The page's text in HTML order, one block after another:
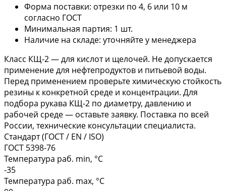
Форма поставки: отрезки по 4, 6 или 10 м
согласно ГОСТ
Минимальная партия: 1 шт.
Наличие на складе: уточняйте у менеджера
Класс КЩ-2 — для кислот и щелочей. Не допускается
применение для нефтепродуктов и питьевой воды.
Перед применением проверьте химическую стойкость
резины к конкретной среде и концентрации. Для
подбора рукава КЩ-2 по диаметру, давлению и
рабочей среде — оставьте заявку. Поставка по всей
России, технические консультации специалиста.
Стандарт (ГОСТ / EN / ISO)
ГОСТ 5398-76
Температура раб. min, °C
-35
Температура раб. max, °C